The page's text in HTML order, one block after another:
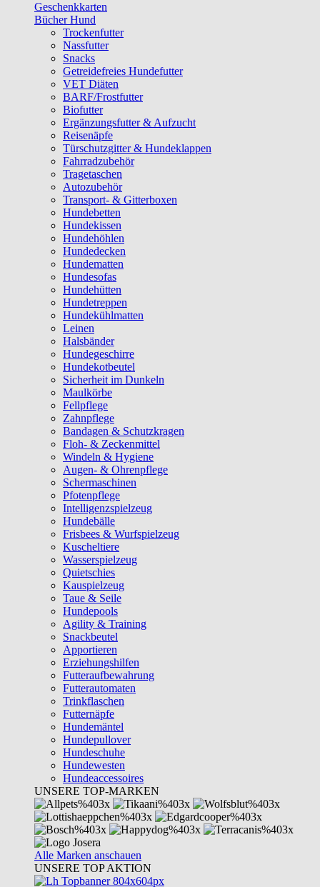
Geschenkkarten
Bücher Hund
Trockenfutter
Nassfutter
Snacks
Getreidefreies Hundefutter
VET Diäten
BARF/Frostfutter
Biofutter
Ergänzungsfutter & Aufzucht
Reisenäpfe
Türschutzgitter & Hundeklappen
Fahrradzubehör
Tragetaschen
Autozubehör
Transport- & Gitterboxen
Hundebetten
Hundekissen
Hundehöhlen
Hundedecken
Hundematten
Hundesofas
Hundehütten
Hundetreppen
Hundekühlmatten
Leinen
Halsbänder
Hundegeschirre
Hundekotbeutel
Sicherheit im Dunkeln
Maulkörbe
Fellpflege
Zahnpflege
Bandagen & Schutzkragen
Floh- & Zeckenmittel
Windeln & Hygiene
Augen- & Ohrenpflege
Schermaschinen
Pfotenpflege
Intelligenzspielzeug
Hundebälle
Frisbees & Wurfspielzeug
Kuscheltiere
Wasserspielzeug
Quietschies
Kauspielzeug
Taue & Seile
Hundepools
Agility & Training
Snackbeutel
Apportieren
Erziehungshilfen
Futteraufbewahrung
Futterautomaten
Trinkflaschen
Futternäpfe
Hundemäntel
Hundepullover
Hundeschuhe
Hundewesten
Hundeaccessoires
UNSERE TOP-MARKEN
Alle Marken anschauen
UNSERE TOP AKTION